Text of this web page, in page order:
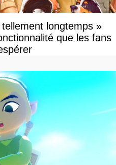
longtemps »
que les fans